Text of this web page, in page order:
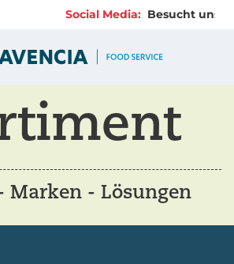
Social Media: Besucht uns
Marken - Lösungen